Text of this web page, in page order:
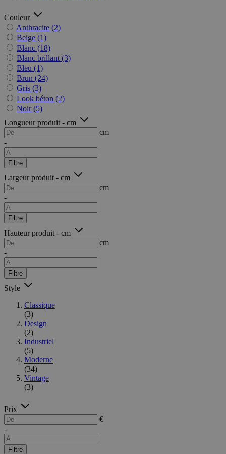
Couleur
Anthracite (2)
Beige (1)
Blanc (18)
Blanc brillant (3)
Bleu (1)
Brun (24)
Gris (3)
Look béton (2)
Noir (5)
Longueur produit - cm
cm
-
Filtre
Largeur produit - cm
cm
-
Filtre
Hauteur produit - cm
cm
-
Filtre
Style
Classique
(3)
Design
(2)
Industriel
(5)
Moderne
(34)
Vintage
(3)
Prix
€
-
Filtre